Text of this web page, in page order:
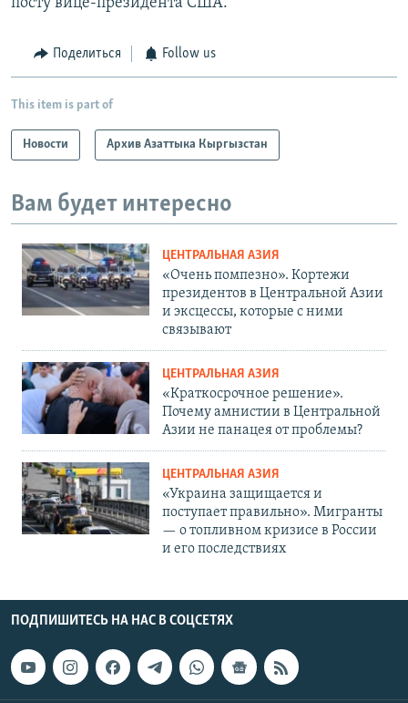
посту вице-президента США.
Поделиться Follow us
This item is part of
Новости Архив Азаттыка Кыргызстан
Вам будет интересно
ЦЕНТРАЛЬНАЯ АЗИЯ
«Очень помпезно». Кортежи
президентов в Центральной Азии
и эксцессы, которые с ними
связывают
ЦЕНТРАЛЬНАЯ АЗИЯ
«Краткосрочное решение».
Почему амнистии в Центральной
Азии не панацея от проблемы?
ЦЕНТРАЛЬНАЯ АЗИЯ
«Украина защищается и
поступает правильно». Мигранты
— о топливном кризисе в России
и его последствиях
ПОДПИШИТЕСЬ НА НАС В СОЦСЕТЯХ